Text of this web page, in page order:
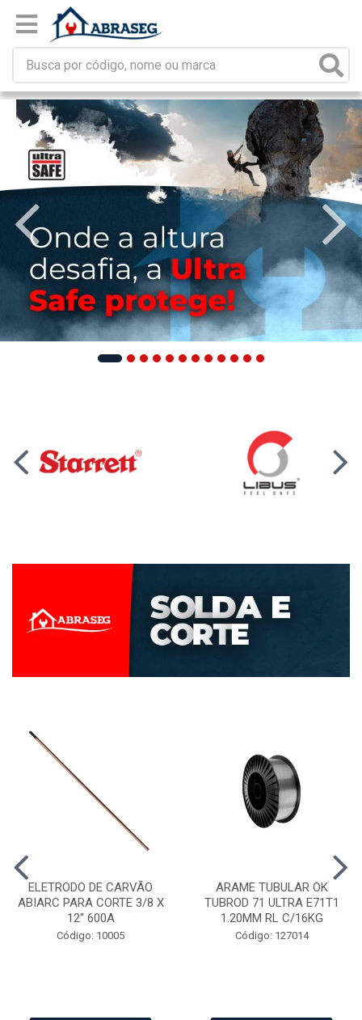
ELETRODO DE CARVÃO
ABIARC PARA CORTE 3/8 X
12" 600A
Código: 10005
ARAME TUBULAR OK
TUBROD 71 ULTRA E71T1
1.20MM RL C/16KG
Código: 127014